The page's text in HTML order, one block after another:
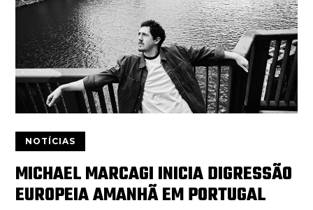
NOTÍCIAS
MICHAEL MARCAGI INICIA DIGRESSÃO
EUROPEIA AMANHÃ EM PORTUGAL